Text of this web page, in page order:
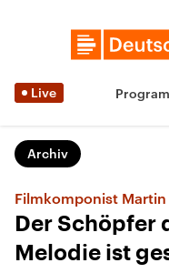
Live
Archiv
Filmkomponist
Der Schöpfer
Melodie ist